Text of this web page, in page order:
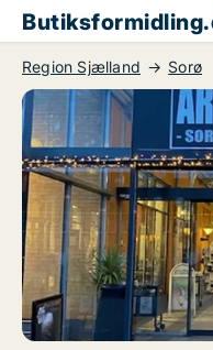
Region Sjælland Sorø